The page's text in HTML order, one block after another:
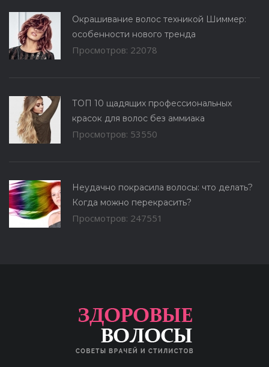
Окрашивание волос техникой Шиммер:
особенности нового тренда
Просмотров: 22078
ТОП 10 щадящих профессиональных
красок для волос без аммиака
Просмотров: 53550
Неудачно покрасила волосы: что делать?
Когда можно перекрасить?
Просмотров: 247551